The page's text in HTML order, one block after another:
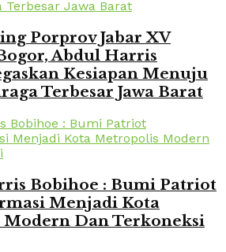
Porprov Jabar XV
Abdul Harris
Kesiapan Menuju
Terbesar Jawa Barat
Bobihoe : Bumi Patriot
Menjadi Kota
Dan Terkoneksi